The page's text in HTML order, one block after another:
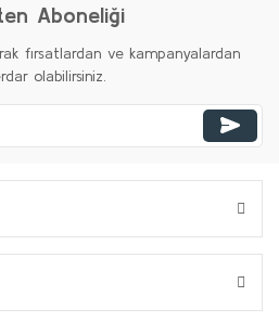
Aboneliği
fırsatlardan ve kampanyalardan
olabilirsiniz.